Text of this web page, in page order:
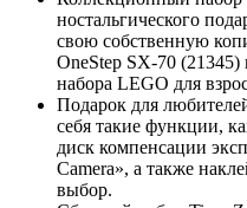
ностальгического
свою собственную
OneStep SX-70
набора LEGO для
Подарок для
себя такие функции,
диск компенсации
Camera», а также
выбор.